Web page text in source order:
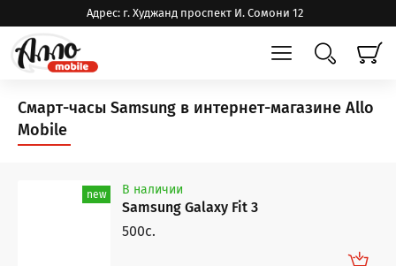
Адрес: г. Худжанд проспект И. Сомони 12
Смарт-часы Samsung в интернет-магазине Allo
Mobile
new В наличии
Samsung Galaxy Fit 3
500c.